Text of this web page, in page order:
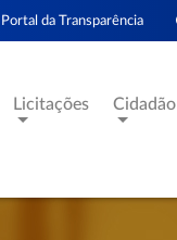
Portal da Transparência
Licitações Cidadão